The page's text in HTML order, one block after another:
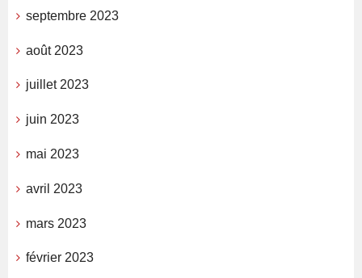
septembre 2023
août 2023
juillet 2023
juin 2023
mai 2023
avril 2023
mars 2023
février 2023